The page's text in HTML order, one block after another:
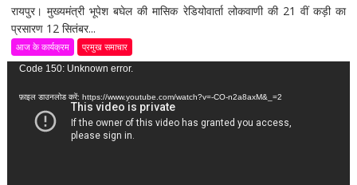
रायपुर। मुख्यमंत्री भूपेश बघेल की मासिक रेडियोवार्ता लोकवाणी की 21 वीं कड़ी का
प्रसारण 12 सितंबर...
आज के कार्यक्रम प्रमुख समाचार
वीडियो
Code 150: Unknown error.
फ़ाइल डाउनलोड करें: https://www.youtube.com/watch?v=-CO-n2a8axM&_=2